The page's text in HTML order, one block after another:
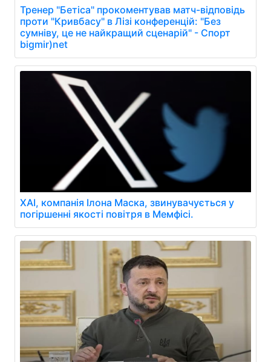
Тренер "Бетіса" прокоментував матч-відповідь
проти "Кривбасу" в Лізі конференцій: "Без
сумніву, це не найкращий сценарій" - Спорт
bigmir)net
XAI, компанія Ілона Маска, звинувачується у
погіршенні якості повітря в Мемфісі.